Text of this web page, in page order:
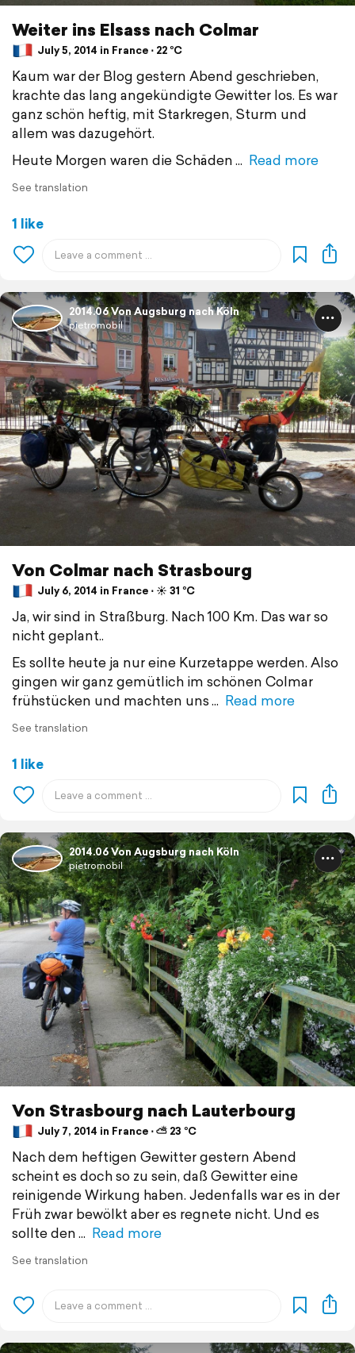
Weiter ins Elsass nach Colmar
July 5, 2014 in France ⋅ 22 °C
Kaum war der Blog gestern Abend geschrieben,
krachte das lang angekündigte Gewitter los. Es war
ganz schön heftig, mit Starkregen, Sturm und
allem was dazugehört.
Heute Morgen waren die Schäden
Read more
See translation
1 like
2014.06 Von Augsburg nach Köln
pietromobil
Von Colmar nach Strasbourg
July 6, 2014 in France ⋅ ☀️ 31 °C
Ja, wir sind in Straßburg. Nach 100 Km. Das war so
nicht geplant..
Es sollte heute ja nur eine Kurzetappe werden. Also
gingen wir ganz gemütlich im schönen Colmar
frühstücken und machten uns
Read more
See translation
1 like
2014.06 Von Augsburg nach Köln
pietromobil
Von Strasbourg nach Lauterbourg
July 7, 2014 in France ⋅ ⛅ 23 °C
Nach dem heftigen Gewitter gestern Abend
scheint es doch so zu sein, daß Gewitter eine
reinigende Wirkung haben. Jedenfalls war es in der
Früh zwar bewölkt aber es regnete nicht. Und es
sollte den
Read more
See translation